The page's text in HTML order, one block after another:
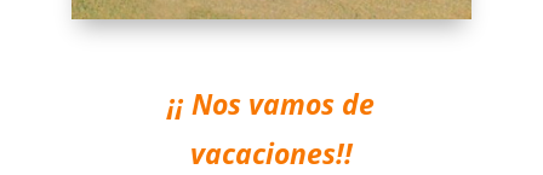
¡¡ Nos vamos de
vacaciones!!